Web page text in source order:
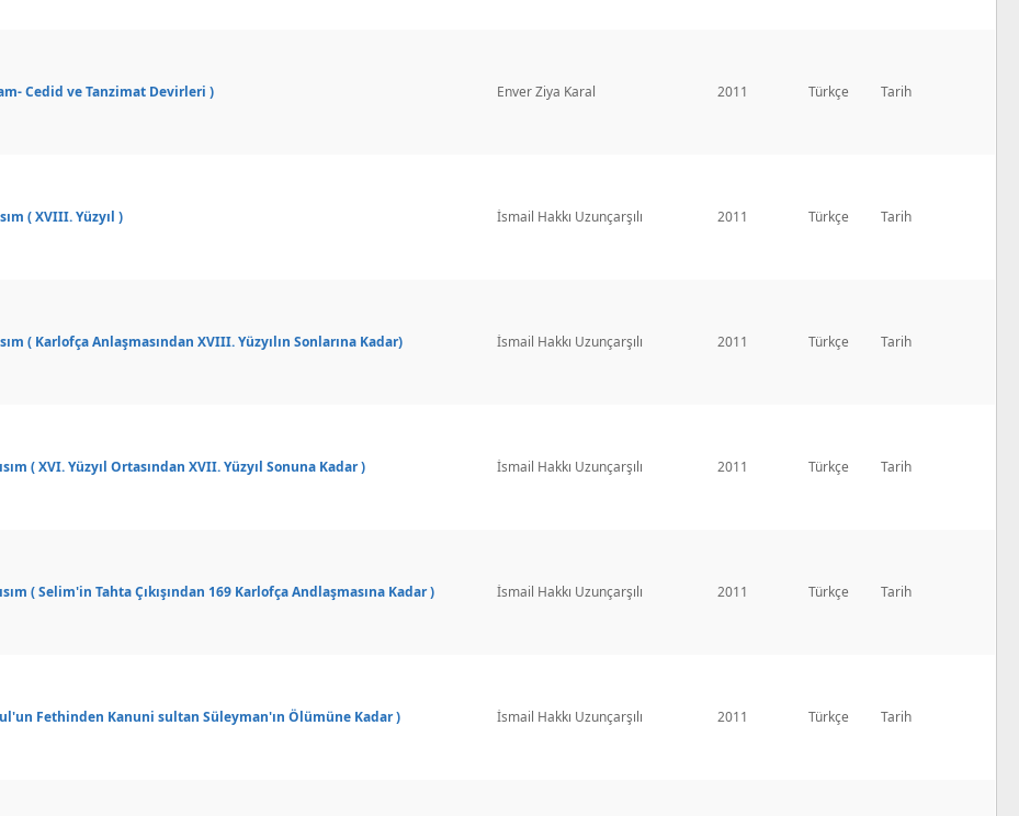
Cedid ve Tanzimat Devirleri ) Enver Ziya Karal 2011 Türkçe Tarih
( XVIII. Yüzyıl ) İsmail Hakkı Uzunçarşılı 2011 Türkçe Tarih
( Karlofça Anlaşmasından XVIII. Yüzyılın Sonlarına Kadar) İsmail Hakkı Uzunçarşılı 2011 Türkçe Tarih
( XVI. Yüzyıl Ortasından XVII. Yüzyıl Sonuna Kadar ) İsmail Hakkı Uzunçarşılı 2011 Türkçe Tarih
( Selim'in Tahta Çıkışından 169 Karlofça Andlaşmasına Kadar ) İsmail Hakkı Uzunçarşılı 2011 Türkçe Tarih
Fethinden Kanuni sultan Süleyman'ın Ölümüne Kadar ) İsmail Hakkı Uzunçarşılı 2011 Türkçe Tarih